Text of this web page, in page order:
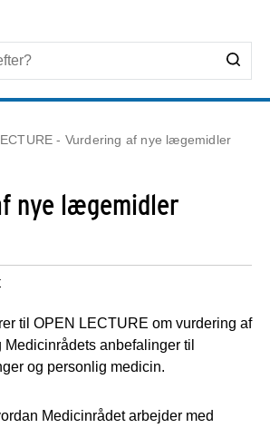
- Vurdering af nye lægemidler
nye lægemidler
til OPEN LECTURE om vurdering af
anbefalinger til
og personlig medicin.
Medicinrådet arbejder med